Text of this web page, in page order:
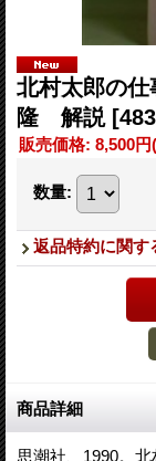
北村太郎の
隆 解説
販売価格: 8,500円
数量:
返品特約に関す
商品詳細
思潮社、1990。